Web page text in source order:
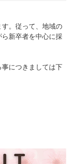
。従って、地域の
新卒者を中心に採
につきましては下